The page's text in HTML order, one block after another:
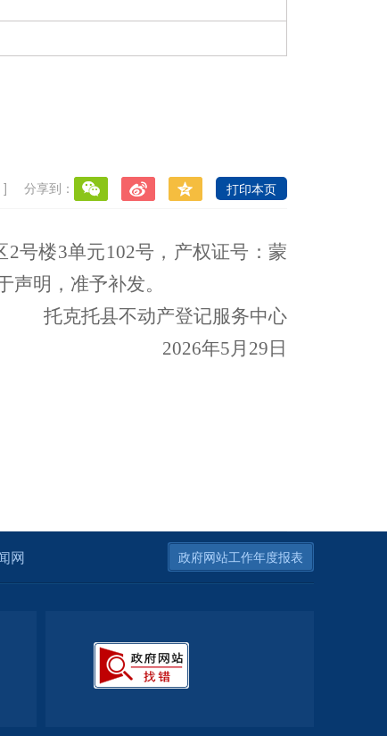
] 分享到： 打印本页
2号楼3单元102号，产权证号：蒙
明，准予补发。
托克托县不动产登记服务中心
2026年5月 29 日
网 政府网站工作年度报表